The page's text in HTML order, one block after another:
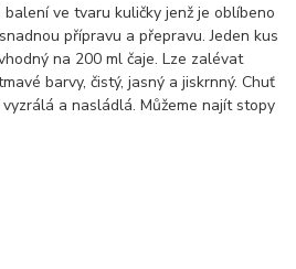
ve tvaru kuličky jenž je oblíbeno
přípravu a přepravu. Jeden kus
na 200 ml čaje. Lze zalévat
barvy, čistý, jasný a jiskrnný. Chuť
a nasládlá. Můžeme najít stopy